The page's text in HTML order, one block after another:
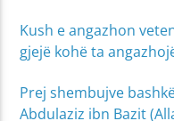
Kush e angazhon
gjejë kohë ta
Prej shembujve
Abdulaziz ibn Bazit